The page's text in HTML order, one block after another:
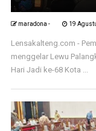
maradona - 19
Lensakalteng.com -
menggelar Lewu
Hari Jadi ke-68 Kota ...